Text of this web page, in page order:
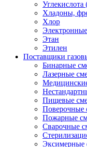
Углекислота
Хладоны,
Хлор
Этан
Этилен
Поставщики
Бинарные
Лазерные
Пищевые
Поверочные
Пожарные
Сварочные
Эксимерные